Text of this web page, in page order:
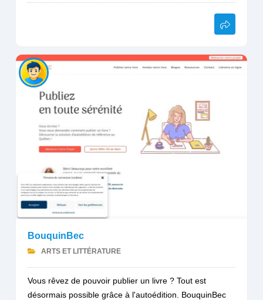
BouquinBec
ARTS ET LITTÉRATURE
Vous rêvez de pouvoir publier un livre ? Tout est
désormais possible grâce à l'autoédition. BouquinBec